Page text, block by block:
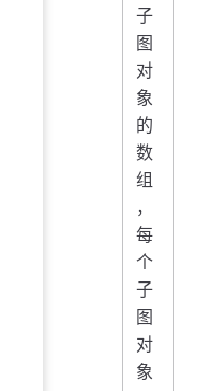
子
图
对
象
的
数
组
，
每
个
子
图
对
象